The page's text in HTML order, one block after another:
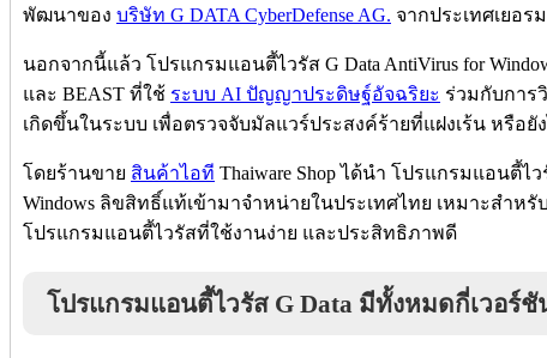
พัฒนาของ บริษัท G DATA CyberDefense AG. จากประเทศเยอร
นอกจากนี้แล้ว โปรแกรมแอนตี้ไวรัส G Data AntiVirus for
และ BEAST ที่ใช้ ระบบ AI ปัญญาประดิษฐ์อัจฉริยะ ร่วมกับการ
เกิดขึ้นในระบบ เพื่อตรวจจับมัลแวร์ประสงค์ร้ายที่แฝงเร้น หรือ
โดยร้านขาย สินค้าไอที Thaiware Shop ได้นำ โปรแกรมแอนตี้ไว
Windows ลิขสิทธิ์แท้เข้ามาจำหน่ายในประเทศไทย เหมาะสำห
โปรแกรมแอนตี้ไวรัสที่ใช้งานง่าย และประสิทธิภาพดี
โปรแกรมแอนตี้ไวรัส G Data มีทั้งหมดกี่เวอร์ชั